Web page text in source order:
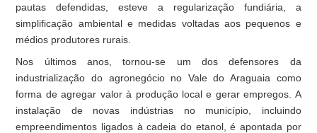
pautas defendidas, esteve a regularização fundiária, a
simplificação ambiental e medidas voltadas aos pequenos e
médios produtores rurais.
Nos últimos anos, tornou-se um dos defensores da
industrialização do agronegócio no Vale do Araguaia como
forma de agregar valor à produção local e gerar empregos. A
instalação de novas indústrias no município, incluindo
empreendimentos ligados à cadeia do etanol, é apontada por